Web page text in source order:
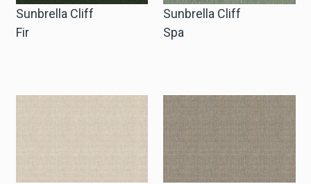
Sunbrella Cliff
Fir
Sunbrella Cliff
Spa
Nederlands